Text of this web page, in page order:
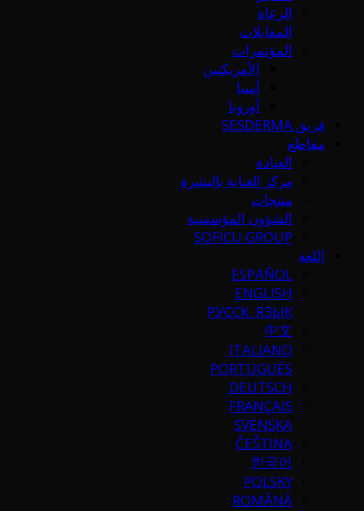
الرعاة
المقابلات
المؤتمرات
الأمريكتين
آسيا
أوروبا
فريق SESDERMA
مقاطع
العيادة
مركز العناية بالبشرة
منتجات
الشؤون المؤسسية
SOFICU GROUP
اللغة
ESPAÑOL
ENGLISH
РУССК. ЯЗЫК
中文
ITALIANO
PORTUGUÉS
DEUTSCH
FRANÇAIS
SVENSKA
ČEŠTINA
한국어
POLSKY
ROMÂNĂ